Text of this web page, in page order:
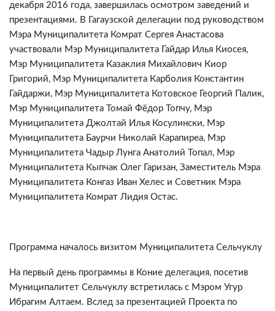
декабря 2016 года, завершилась осмотром заведений и
презентациями. В Гагаузской делегации под руководством
Мэрa Муниципалитета Комрат Сергея Анастасовa
участвовали Мэр Муниципалитета Гайдар Илья Киосея,
Мэр Муниципалитета Казаклия Михайлович Киор
Григорий, Мэр Муниципалитета Карболия Константин
Гайдаржи, Мэр Муниципалитета Котовское Георгий Палик,
Мэр Муниципалитета Томай Фёдор Топчу, Мэр
Муниципалитета Джолтай Илья Косулински, Мэр
Муниципалитета Баурчи Николай Карапиреа, Мэр
Муниципалитета Чадыр Лунга Анатолий Топал, Мэр
Муниципалитета Кыпчак Олег Гаризан, Заместитель Мэрa
Муниципалитета Конгаз Иван Хелес и Советник Мэрa
Муниципалитета Комрат Лидия Остас.
Программа началось визитом Муниципалитета Сельчуклу
На первый день программы в Коние делегация, посетив
Муниципалитет Сельчуклу встретилась с Мэром Угур
Ибрагим Алтаем. Вслед за презентацией Проекта по